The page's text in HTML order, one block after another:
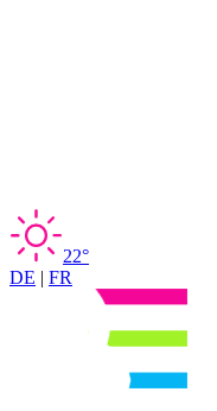
22°
DE | FR